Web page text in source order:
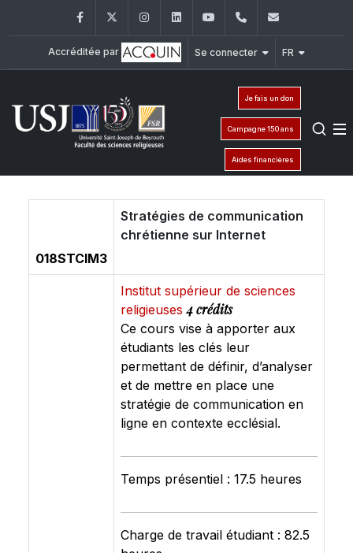
FacebookTwitter InstagramLinkedInYouTube+961 (1) 421 586
Accréditée par Se connecter FR
Je fais un don
Campagne 150 ans
Aides financières
018STCIM3
Stratégies de communication
chrétienne sur Internet
Institut supérieur de sciences
religieuses4 crédits
Ce cours vise à apporter aux
étudiants les clés leur
permettant de définir, d’analyser
et de mettre en place une
stratégie de communication en
ligne en contexte ecclésial.
Temps présentiel : 17.5 heures
Charge de travail étudiant : 82.5